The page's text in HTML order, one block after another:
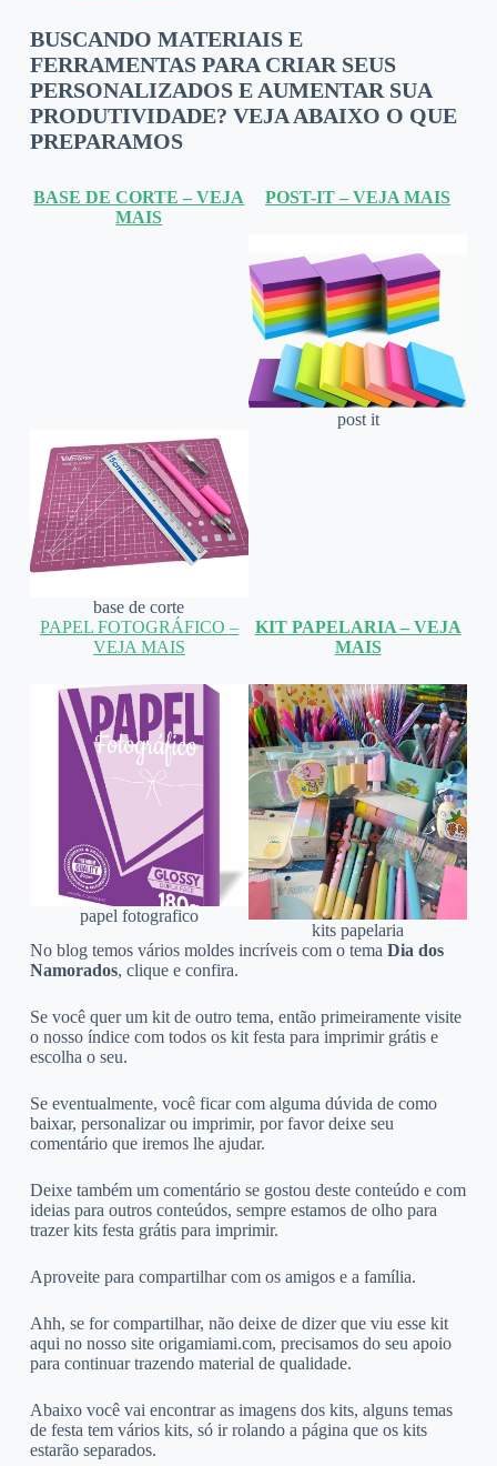
BUSCANDO MATERIAIS E
FERRAMENTAS PARA CRIAR SEUS
PERSONALIZADOS E AUMENTAR SUA
PRODUTIVIDADE? VEJA ABAIXO O QUE
PREPARAMOS
BASE DE CORTE – VEJA
MAIS
base de corte
POST-IT – VEJA MAIS
post it
PAPEL FOTOGRÁFICO –
VEJA MAIS
papel fotografico
KIT PAPELARIA – VEJA
MAIS
kits papelaria
No blog temos vários moldes incríveis com o tema Dia dos
Namorados, clique e confira.
Se você quer um kit de outro tema, então primeiramente visite
o nosso índice com todos os kit festa para imprimir grátis e
escolha o seu.
Se eventualmente, você ficar com alguma dúvida de como
baixar, personalizar ou imprimir, por favor deixe seu
comentário que iremos lhe ajudar.
Deixe também um comentário se gostou deste conteúdo e com
ideias para outros conteúdos, sempre estamos de olho para
trazer kits festa grátis para imprimir.
Aproveite para compartilhar com os amigos e a família.
Ahh, se for compartilhar, não deixe de dizer que viu esse kit
aqui no nosso site origamiami.com, precisamos do seu apoio
para continuar trazendo material de qualidade.
Abaixo você vai encontrar as imagens dos kits, alguns temas
de festa tem vários kits, só ir rolando a página que os kits
estarão separados.